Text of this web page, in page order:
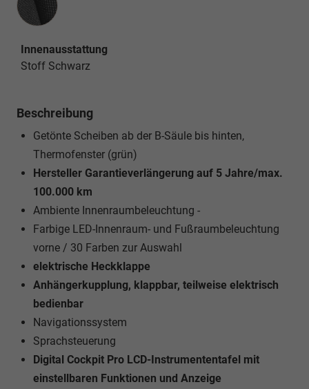
Innenausstattung
Stoff Schwarz
Beschreibung
Getönte Scheiben ab der B-Säule bis hinten,
Thermofenster (grün)
Hersteller Garantieverlängerung auf 5 Jahre/max.
100.000 km
Ambiente Innenraumbeleuchtung -
Farbige LED-Innenraum- und Fußraumbeleuchtung
vorne / 30 Farben zur Auswahl
elektrische Heckklappe
Anhängerkupplung, klappbar, teilweise elektrisch
bedienbar
Navigationssystem
Sprachsteuerung
Digital Cockpit Pro LCD-Instrumententafel mit
einstellbaren Funktionen und Anzeige